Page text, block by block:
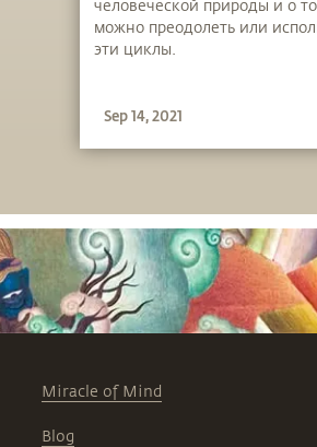
человеческой природы и о
можно преодолеть или
эти циклы.
Sep 14, 2021
Miracle of Mind
Blog